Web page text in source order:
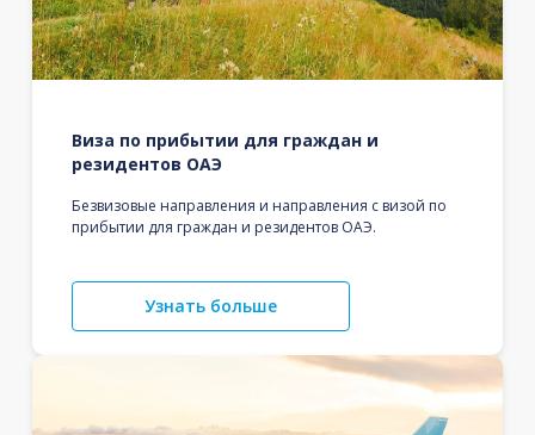
Виза по прибытии для граждан и
резидентов ОАЭ
Безвизовые направления и направления с визой по
прибытии для граждан и резидентов ОАЭ.
Узнать больше